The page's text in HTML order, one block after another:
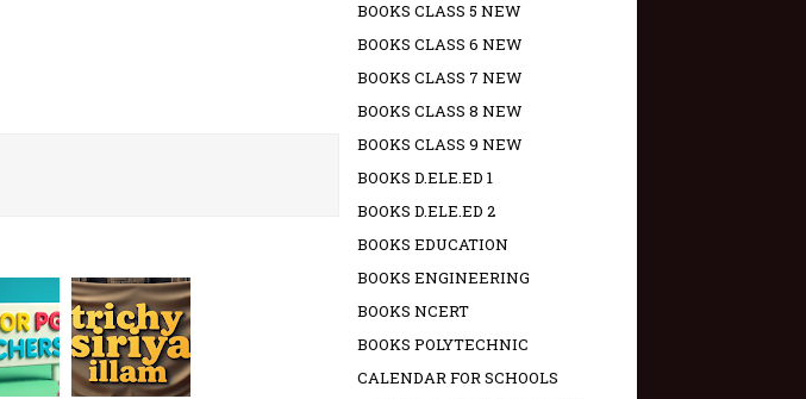
BOOKS CLASS 5 NEW
BOOKS CLASS 6 NEW
BOOKS CLASS 7 NEW
BOOKS CLASS 8 NEW
BOOKS CLASS 9 NEW
BOOKS D.ELE.ED 1
BOOKS D.ELE.ED 2
BOOKS EDUCATION
BOOKS ENGINEERING
BOOKS NCERT
BOOKS POLYTECHNIC
CALENDAR FOR SCHOOLS